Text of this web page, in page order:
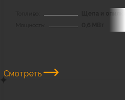
Смотреть